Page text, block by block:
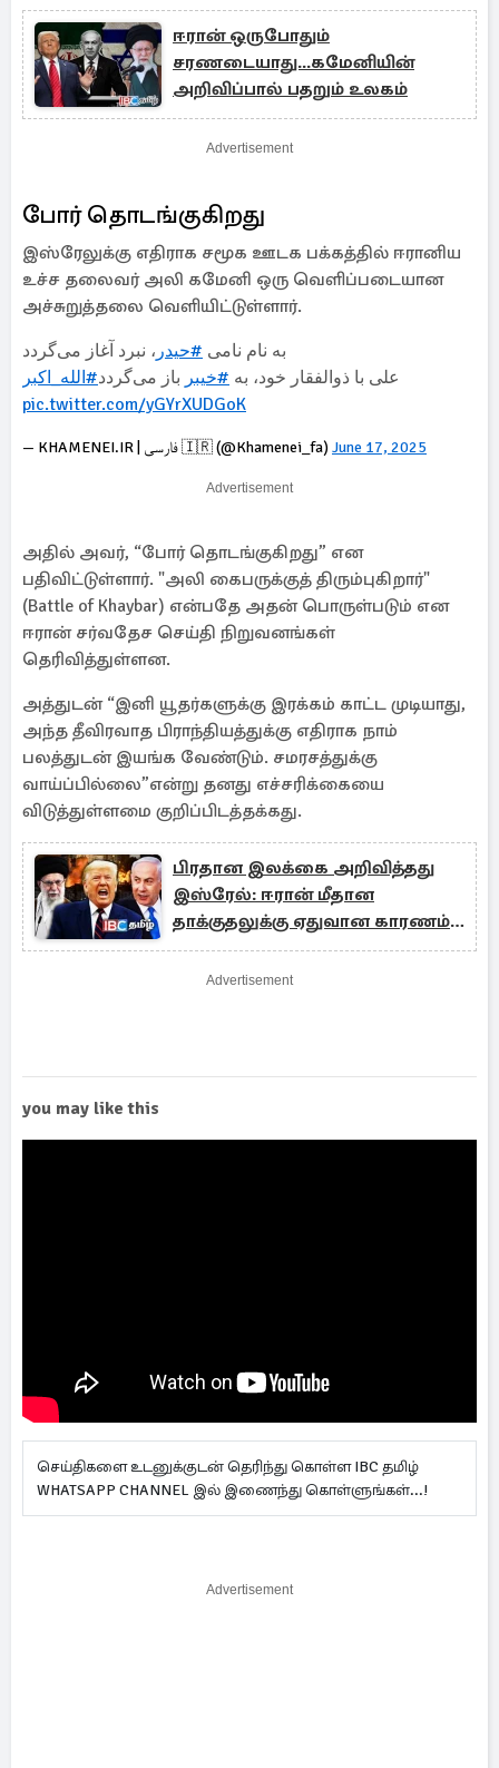
ஈரான் ஒருபோதும்
சரணடையாது...கமேனியின்
அறிவிப்பால் பதறும் உலகம்
Advertisement
போர் தொடங்குகிறது
இஸ்ரேலுக்கு எதிராக சமூக ஊடக பக்கத்தில் ஈரானிய
உச்ச தலைவர் அலி கமேனி ஒரு வெளிப்படையான
அச்சுறுத்தலை வெளியிட்டுள்ளார்.
به نام نامی #حیدر ، نبرد آغاز می‌گردد
علی با ذوالفقار خود، به #خیبر باز می‌گردد#الله_اکبر
pic.twitter.com/yGYrXUDGoK
— KHAMENEI.IR | فارسی 🇮🇷 (@Khamenei_fa) June 17, 2025
Advertisement
அதில் அவர், “போர் தொடங்குகிறது” என
பதிவிட்டுள்ளார். "அலி கைபருக்குத் திரும்புகிறார்"
(Battle of Khaybar) என்பதே அதன் பொருள்படும் என
ஈரான் சர்வதேச செய்தி நிறுவனங்கள்
தெரிவித்துள்ளன.
அத்துடன் “இனி யூதர்களுக்கு இரக்கம் காட்ட முடியாது,
அந்த தீவிரவாத பிராந்தியத்துக்கு எதிராக நாம்
பலத்துடன் இயங்க வேண்டும். சமரசத்துக்கு
வாய்ப்பில்லை”என்று தனது எச்சரிக்கையை
விடுத்துள்ளமை குறிப்பிடத்தக்கது.
பிரதான இலக்கை அறிவித்தது
இஸ்ரேல்: ஈரான் மீதான
தாக்குதலுக்கு ஏதுவான காரணம்
இதுதான்..!
Advertisement
you may like this
செய்திகளை உடனுக்குடன் தெரிந்து கொள்ள IBC தமிழ்
WHATSAPP CHANNEL இல் இணைந்து கொள்ளுங்கள்...!
Advertisement